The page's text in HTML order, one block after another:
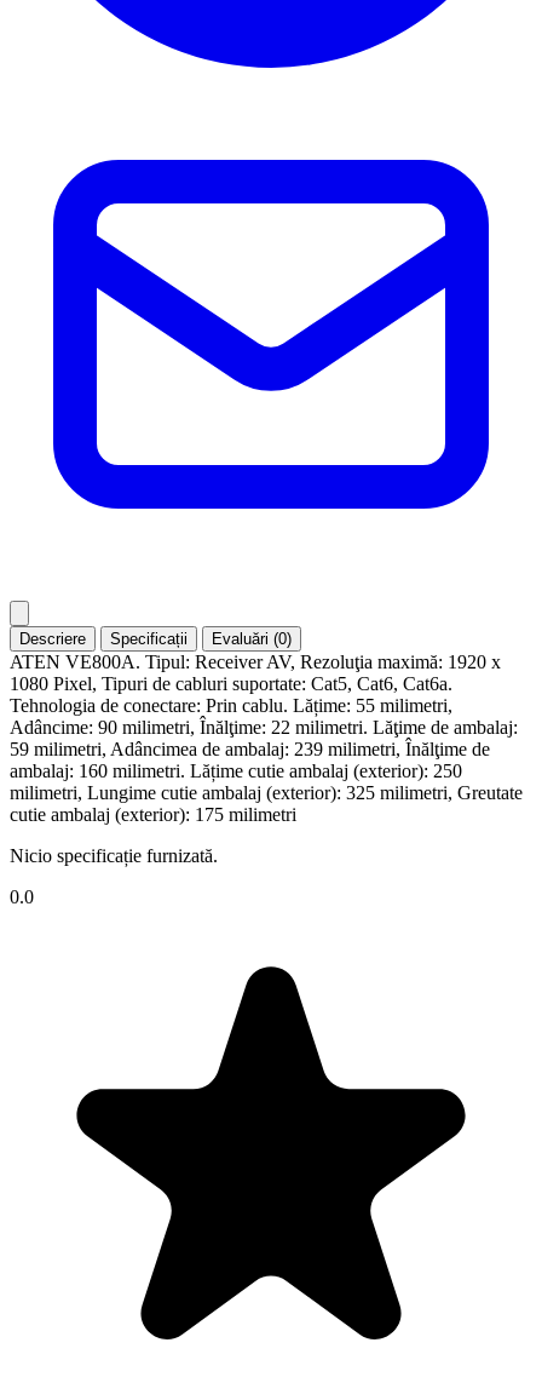
Descriere Specificații Evaluări (0)
ATEN VE800A. Tipul: Receiver AV, Rezoluţia maximă: 1920 x
1080 Pixel, Tipuri de cabluri suportate: Cat5, Cat6, Cat6a.
Tehnologia de conectare: Prin cablu. Lățime: 55 milimetri,
Adâncime: 90 milimetri, Înălţime: 22 milimetri. Lăţime de ambalaj:
59 milimetri, Adâncimea de ambalaj: 239 milimetri, Înălţime de
ambalaj: 160 milimetri. Lățime cutie ambalaj (exterior): 250
milimetri, Lungime cutie ambalaj (exterior): 325 milimetri, Greutate
cutie ambalaj (exterior): 175 milimetri
Nicio specificație furnizată.
0.0